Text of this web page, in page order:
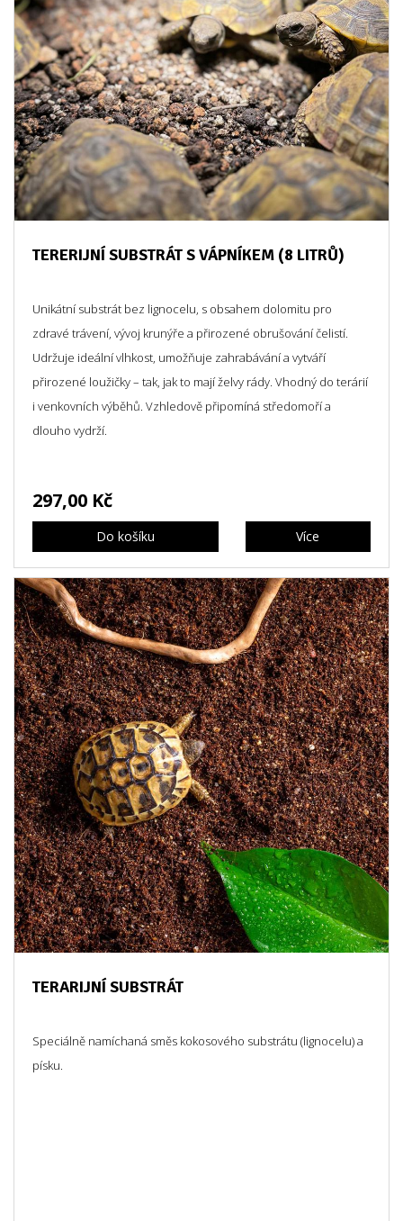
TERERIJNÍ SUBSTRÁT S VÁPNÍKEM (8 LITRŮ)
Unikátní substrát bez lignocelu, s obsahem dolomitu pro
zdravé trávení, vývoj krunýře a přirozené obrušování čelistí.
Udržuje ideální vlhkost, umožňuje zahrabávání a vytváří
přirozené loužičky – tak, jak to mají želvy rády. Vhodný do terárií
i venkovních výběhů. Vzhledově připomíná středomoří a
dlouho vydrží.
297,00 Kč
Do košíku Více
TERARIJNÍ SUBSTRÁT
Speciálně namíchaná směs kokosového substrátu (lignocelu) a
písku.